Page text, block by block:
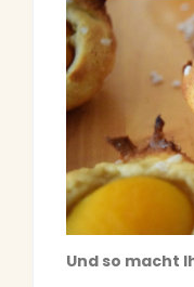
Und so macht